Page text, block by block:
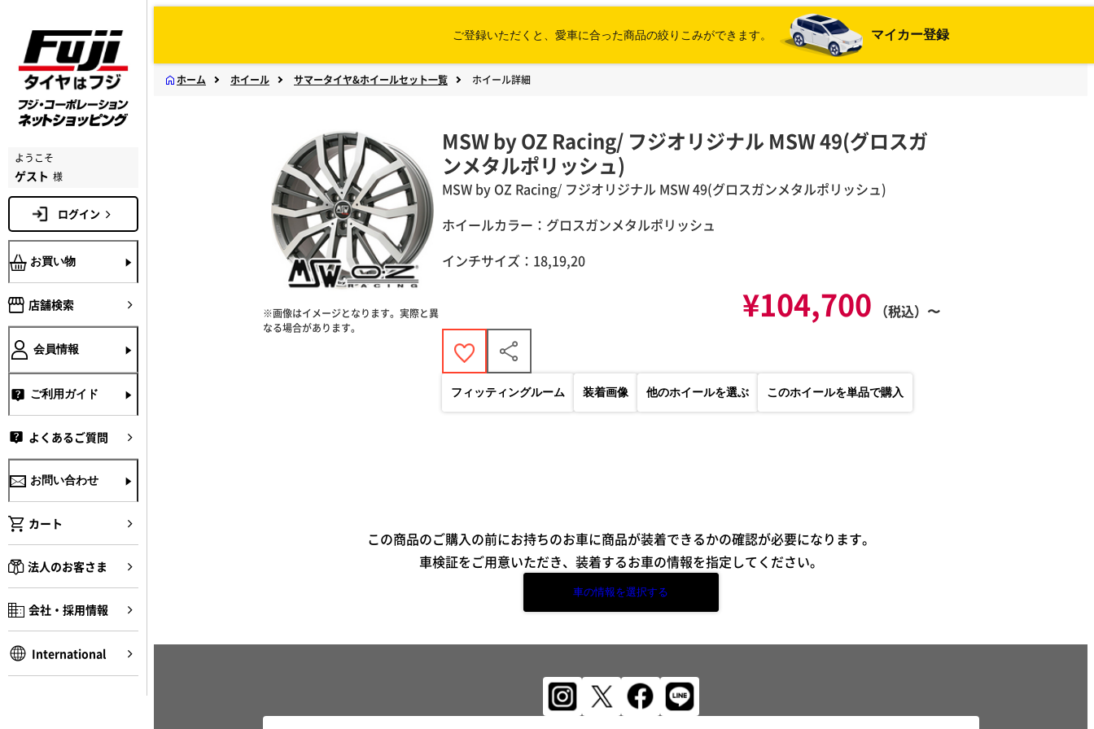
ようこそ
ゲスト 様
ログイン
お買い物
店舗検索
会員情報
ご利用ガイド
よくあるご質問
お問い合わせ
カート
法人のお客さま
会社・採用情報
International
ご登録いただくと、愛車に合った商品の絞りこみができます。 マイカー登録
ホーム ホイール サマータイヤ&ホイールセット一覧 ホイール詳細
※画像はイメージとなります。実際と異
なる場合があります。
MSW by OZ Racing/ フジオリジナル MSW 49(グロスガ
ンメタルポリッシュ)
MSW by OZ Racing/ フジオリジナル MSW 49(グロスガンメタルポリッシュ)
ホイールカラー：グロスガンメタルポリッシュ
インチサイズ：18,19,20
¥104,700 （税込）〜
フィッティングルーム 装着画像 他のホイールを選ぶ このホイールを単品で購入
この商品のご購入の前にお持ちのお車に商品が装着できるかの確認が必要になります。
車検証をご用意いただき、装着するお車の情報を指定してください。
車の情報を選択する